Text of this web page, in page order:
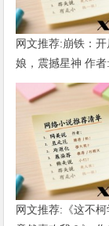
网文推荐:崩铁：
娘，震撼星神 作
（1-218）TXT下
网文推荐:《这不